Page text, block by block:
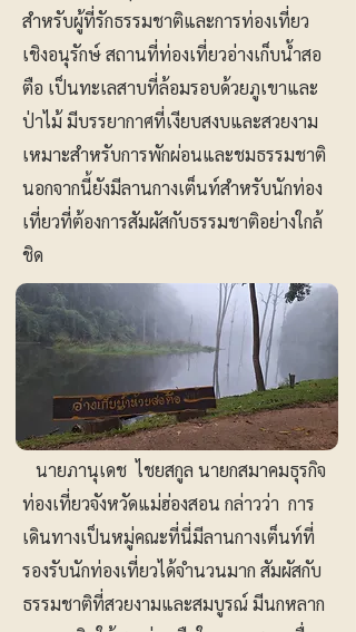
สำหรับผู้ที่รักธรรมชาติและการท่องเที่ยว
เชิงอนุรักษ์ สถานที่ท่องเที่ยวอ่างเก็บน้ำสอ
ตือ เป็นทะเลสาบที่ล้อมรอบด้วยภูเขาและ
ป่าไม้ มีบรรยากาศที่เงียบสงบและสวยงาม
เหมาะสำหรับการพักผ่อนและชมธรรมชาติ
นอกจากนี้ยังมีลานกางเต็นท์สำหรับนักท่อง
เที่ยวที่ต้องการสัมผัสกับธรรมชาติอย่างใกล้
ชิด
นายภานุเดช ไชยสกูล นายกสมาคมธุรกิจ
ท่องเที่ยวจังหวัดแม่ฮ่องสอน กล่าวว่า การ
เดินทางเป็นหมู่คณะที่นี่มีลานกางเต็นท์ที่
รองรับนักท่องเที่ยวได้จำนวนมาก สัมผัสกับ
ธรรมชาติที่สวยงามและสมบูรณ์ มีนกหลาก